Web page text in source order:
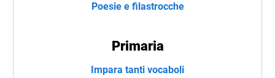
Poesie e filastrocche
Primaria
Impara tanti vocaboli